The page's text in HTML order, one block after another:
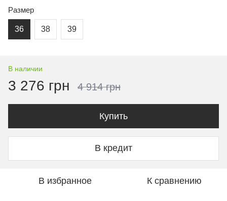
Размер
36 38 39
В наличии
3 276 грн 4 914 грн
Купить
В кредит
В избранное К сравнению